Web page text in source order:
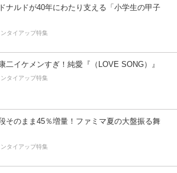
ナルドが40年にわたり支える「小学生の甲子
タイアップ特集
二イケメンすぎ！純愛『（LOVE SONG）』
タイアップ特集
そのまま45％増量！ファミマ夏の大盤振る舞
タイアップ特集